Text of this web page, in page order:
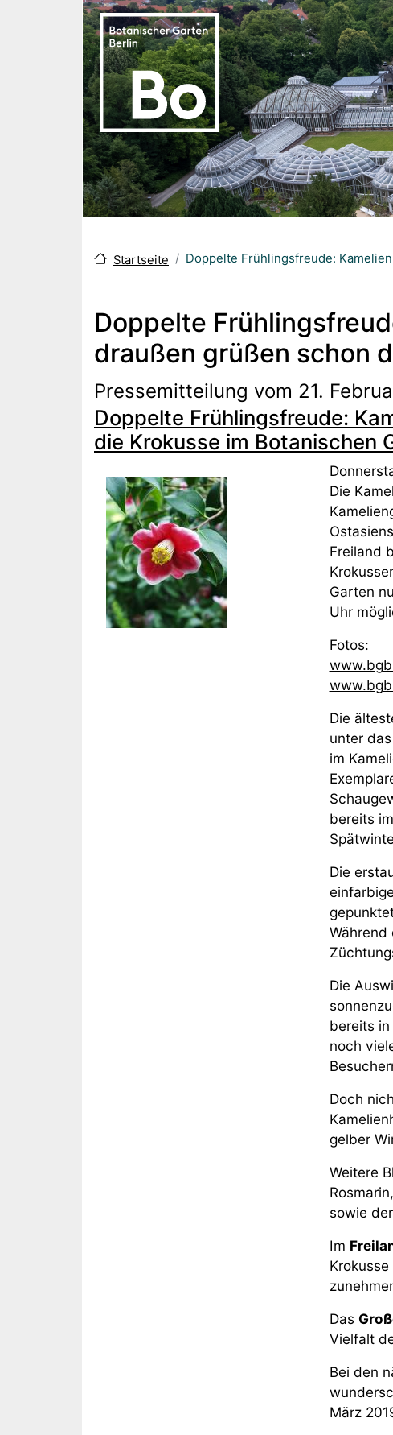
Direkt zum Inhalt
Startseite Doppelte Frühlingsfreude:
Doppelte
draußen grüßen schon
Pressemitteilung vom 21.
Doppelte Frühlingsfreude:
die Krokusse im Botanischen
Die
Freiland
Garten
Uhr
Fotos:
Die
unter
im
bereits
Die
Während
Die
bereits
noch
Doch
gelber
Weitere
sowie
Im
Das
Vielfalt
Bei den
März